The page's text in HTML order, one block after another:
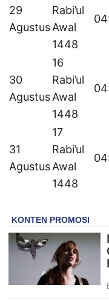
29
Agustus
Rabi’ul
Awal
1448
30
Agustus
16
Rabi’ul
Awal
1448
31
Agustus
17
Rabi’ul
Awal
1448